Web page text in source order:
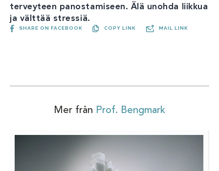
terveyteen panostamiseen. Älä unohda liikkua
ja välttää stressiä.
SHARE ON FACEBOOK COPY LINK MAIL LINK
Mer från Prof. Bengmark